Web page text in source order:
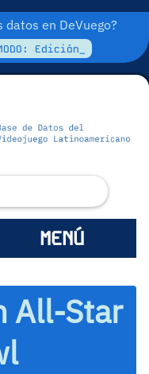
en DeVuego?
Edición_
MENÚ
All-Star